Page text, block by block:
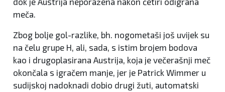
meča.
Zbog bolje gol-razlike, bh. nogometaši još uvijek su
na čelu grupe H, ali, sada, s istim brojem bodova
kao i drugoplasirana Austrija, koja je večerašnji meč
okončala s igračem manje, jer je Patrick Wimmer u
sudijskoj nadoknadi dobio drugi žuti, automatski